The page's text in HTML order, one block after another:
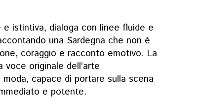
istintiva, dialoga con linee fluide e
una Sardegna che non è
coraggio e racconto emotivo. La
originale dell’arte
capace di portare sulla scena
e potente.